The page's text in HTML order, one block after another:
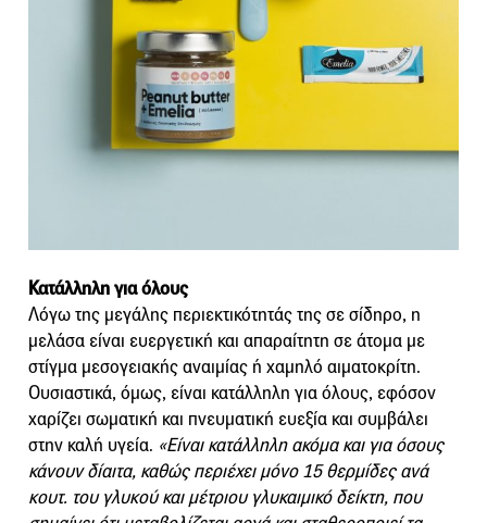
Κατάλληλη για όλους
Λόγω της μεγάλης περιεκτικότητάς της σε σίδηρο, η
μελάσα είναι ευεργετική και απαραίτητη σε άτομα με
στίγμα μεσογειακής αναιμίας ή χαμηλό αιματοκρίτη.
Oυσιαστικά, όμως, είναι κατάλληλη για όλους, εφόσον
χαρίζει σωματική και πνευματική ευεξία και συμβάλει
στην καλή υγεία. «Είναι κατάλληλη ακόμα και για όσους
κάνουν δίαιτα, καθώς περιέχει μόνο 15 θερμίδες ανά
κουτ. του γλυκού και μέτριου γλυκαιμικό δείκτη, που